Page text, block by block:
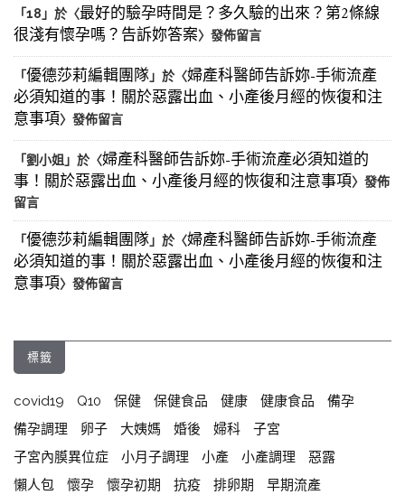
「18 」於〈最好的驗孕時間是？多久驗的出來？第2條線
很淺有懷孕嗎？告訴妳答案〉發佈留言
「優德莎莉編輯團隊」於〈婦產科醫師告訴妳-手術流產
必須知道的事！關於惡露出血、小產後月經的恢復和注
意事項〉發佈留言
「劉小姐」於〈婦產科醫師告訴妳-手術流產必須知道的
事！關於惡露出血、小產後月經的恢復和注意事項〉發佈
留言
「優德莎莉編輯團隊」於〈婦產科醫師告訴妳-手術流產
必須知道的事！關於惡露出血、小產後月經的恢復和注
意事項〉發佈留言
標籤
covid19 Q10 保健 保健食品 健康 健康食品
備孕
備孕調理
卵子 大姨媽 婚後 婦科
子宮
子宮內膜異位症
小月子調理 小產 小產調理
惡露
懶人包
懷孕 懷孕初期 抗疫 排卵期
早期流產